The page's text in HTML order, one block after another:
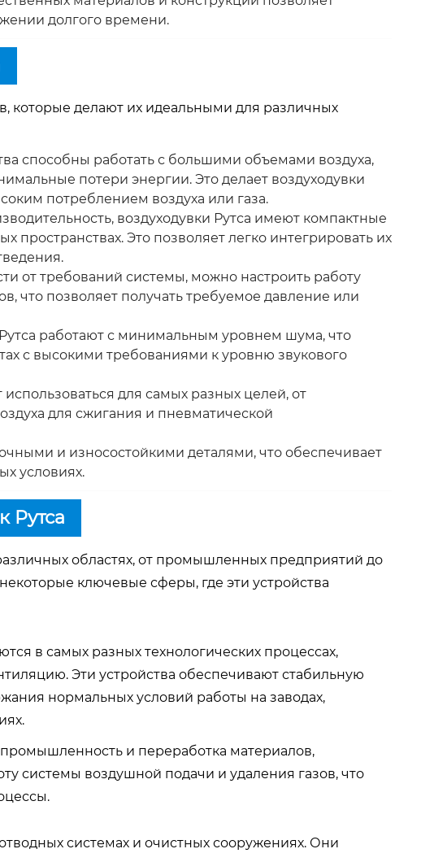
долгого времени.
которые делают их идеальными для различных
способны работать с большими объемами воздуха,
потери энергии. Это делает воздуходувки
потреблением воздуха или газа.
воздуходувки Рутса имеют компактные
Это позволяет легко интегрировать их
от требований системы, можно настроить работу
что позволяет получать требуемое давление или
Рутса работают с минимальным уровнем шума, что
с высокими требованиями к уровню звукового
использоваться для самых разных целей, от
для сжигания и пневматической
и износостойкими деталями, что обеспечивает
условиях.
Рутса
областях, от промышленных предприятий до
ключевые сферы, где эти устройства
в самых разных технологических процессах,
Эти устройства обеспечивают стабильную
нормальных условий работы на заводах,
и переработка материалов,
системы воздушной подачи и удаления газов, что
системах и очистных сооружениях. Они